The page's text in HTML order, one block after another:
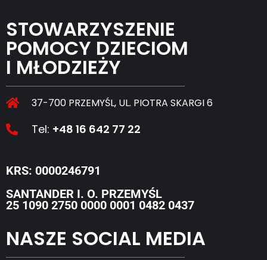
STOWARZYSZENIE
POMOCY DZIECIOM
I MŁODZIEŻY
37-700 PRZEMYŚL, UL. PIOTRA SKARGI 6
Tel: +48 16 642 77 22
KRS: 0000246791
SANTANDER I. O. PRZEMYŚL
25 1090 2750 0000 0001 0482 0437
NASZE SOCIAL MEDIA